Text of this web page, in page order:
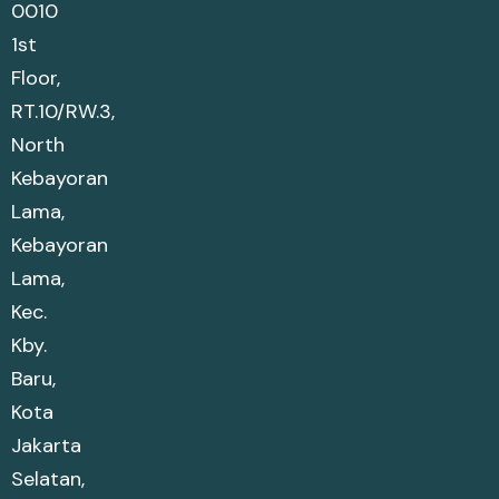
0010
1st
Floor,
RT.10/RW.3,
North
Kebayoran
Lama,
Kebayoran
Lama,
Kec.
Kby.
Baru,
Kota
Jakarta
Selatan,